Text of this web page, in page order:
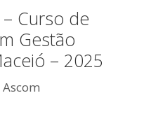
Curso de
Gestão
– 2025
Ascom